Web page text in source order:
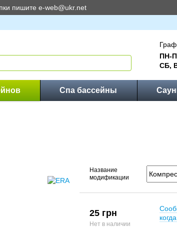
пишите e-web@ukr.net
ПН-
СБ,
Спа бассейны
Название
модификации
25 грн
Нет в наличии